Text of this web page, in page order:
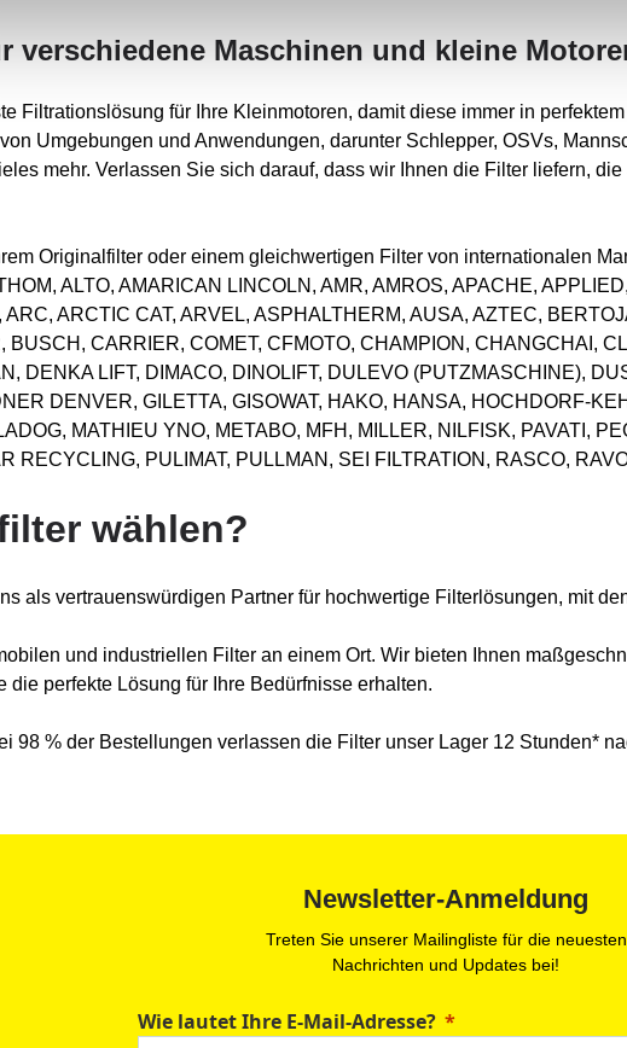
verschiedene Maschinen und kleine
Filtrationslösung für Ihre Kleinmotoren, damit diese immer in
Umgebungen und Anwendungen, darunter Schlepper, OSVs,
mehr. Verlassen Sie sich darauf, dass wir Ihnen die Filter liefern,
Originalfilter oder einem gleichwertigen Filter von internationalen
ALTO, AMARICAN LINCOLN, AMR, AMROS, APACHE,
ARCTIC CAT, ARVEL, ASPHALTHERM, AUSA, AZTEC,
BUSCH, CARRIER, COMET, CFMOTO, CHAMPION, CHANGCHAI,
DENKA LIFT, DIMACO, DINOLIFT, DULEVO (PUTZMASCHINE),
DENVER, GILETTA, GISOWAT, HAKO, HANSA, HOCHDORF-
MATHIEU YNO, METABO, MFH, MILLER, NILFISK, PAVATI,
RECYCLING, PULIMAT, PULLMAN, SEI FILTRATION, RASCO,
wählen?
als vertrauenswürdigen Partner für hochwertige Filterlösungen, mit
und industriellen Filter an einem Ort. Wir bieten Ihnen
die perfekte Lösung für Ihre Bedürfnisse erhalten.
98 % der Bestellungen verlassen die Filter unser Lager 12 Stunden*
Newsletter-Anmeldung
Treten Sie unserer Mailingliste für die neuesten
Nachrichten und Updates bei!
Wie lautet Ihre E-Mail-Adresse?